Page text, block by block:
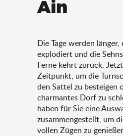
Ain
Die Tage werden
explodiert und die
Ferne kehrt zurück.
Zeitpunkt, um die
den Sattel zu besteigen
charmantes Dorf zu
haben für Sie eine
zusammengestellt, um
vollen Zügen zu